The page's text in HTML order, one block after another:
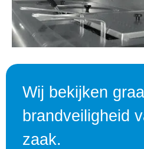
Wij bekijken
brandveiligheid
zaak.